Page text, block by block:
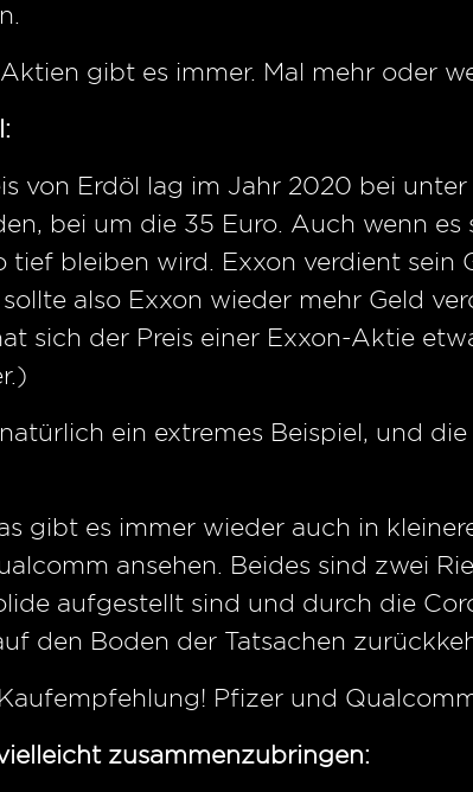
gibt es immer. Mal mehr oder
von Erdöl lag im Jahr 2020 bei
bei um die 35 Euro. Auch wenn
tief bleiben wird. Exxon verdient
also Exxon wieder mehr Geld
sich der Preis einer Exxon-Aktie
ein extremes Beispiel, und
gibt es immer wieder auch in
ansehen. Beides sind zwei
aufgestellt sind und durch die
den Boden der Tatsachen
Pfizer und
zusammenzubringen: